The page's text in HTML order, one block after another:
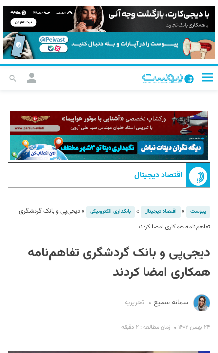
اقتصاد دیجیتال
پیوست » اقتصاد دیجیتال » بانکداری الکترونیکی »دیجی‌پی و بانک گردشگری
تفاهم‌نامه همکاری امضا کردند
دیجی‌پی و بانک گردشگری تفاهم‌نامه
همکاری امضا کردند
سمانه سمیع تحریریه
۲۴ بهمن ۱۴۰۲ زمان مطالعه : ۲ دقیقه